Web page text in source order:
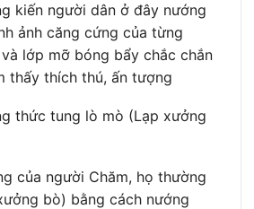
kiến người dân ở đây nướng
ảnh căng cứng của từng
lớp mỡ bóng bẩy chắc chắn
thấy thích thú, ấn tượng
thức tung lò mò (Lạp xưởng
của người Chăm, họ thường
bò) bằng cách nướng